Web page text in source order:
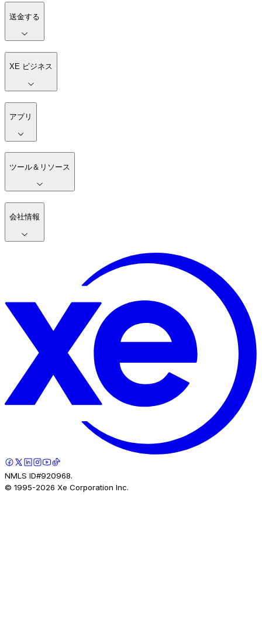
送金する
XE ビジネス
アプリ
ツール＆リソース
会社情報
NMLS ID#920968.
© 1995-2026 Xe Corporation Inc.